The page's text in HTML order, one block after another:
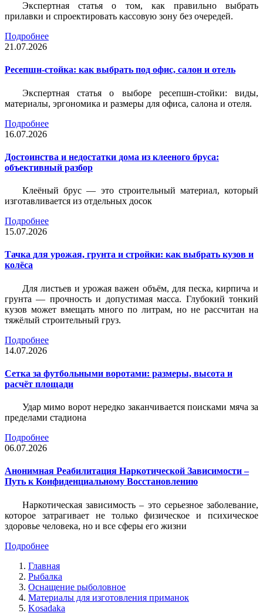
Экспертная статья о том, как правильно выбрать
прилавки и спроектировать кассовую зону без очередей.
Подробнее
21.07.2026
Ресепшн-стойка: как выбрать под офис, салон и отель
Экспертная статья о выборе ресепшн-стойки: виды,
материалы, эргономика и размеры для офиса, салона и отеля.
Подробнее
16.07.2026
Достоинства и недостатки дома из клееного бруса:
объективный разбор
Клеёный брус — это строительный материал, который
изготавливается из отдельных досок
Подробнее
15.07.2026
Тачка для урожая, грунта и стройки: как выбрать кузов и
колёса
Для листьев и урожая важен объём, для песка, кирпича и
грунта — прочность и допустимая масса. Глубокий тонкий
кузов может вмещать много по литрам, но не рассчитан на
тяжёлый строительный груз.
Подробнее
14.07.2026
Сетка за футбольными воротами: размеры, высота и
расчёт площади
Удар мимо ворот нередко заканчивается поисками мяча за
пределами стадиона
Подробнее
06.07.2026
Анонимная Реабилитация Наркотической Зависимости –
Путь к Конфиденциальному Восстановлению
Наркотическая зависимость – это серьезное заболевание,
которое затрагивает не только физическое и психическое
здоровье человека, но и все сферы его жизни
Подробнее
Главная
Рыбалка
Оснащение рыболовное
Материалы для изготовления приманок
Kosadaka